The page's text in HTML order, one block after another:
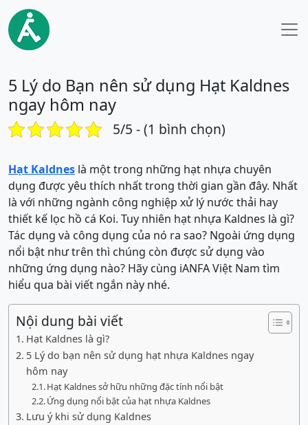
5 Lý do Bạn nên sử dụng Hạt Kaldnes
ngay hôm nay
5/5 - (1 bình chọn)
Hạt Kaldnes là một trong những hạt nhựa chuyên
dụng được yêu thích nhất trong thời gian gần đây. Nhất
là với những ngành công nghiệp xử lý nước thải hay
thiết kế lọc hồ cá Koi. Tuy nhiên hạt nhựa Kaldnes là gì?
Tác dụng và công dụng của nó ra sao? Ngoài ứng dụng
nổi bật như trên thì chúng còn được sử dụng vào
những ứng dụng nào? Hãy cùng iANFA Việt Nam tìm
hiểu qua bài viết ngắn này nhé.
Nội dung bài viết
Hạt Kaldnes là gì?
5 Lý do bạn nên sử dụng hạt nhựa Kaldnes ngay
hôm nay
Hạt Kaldnes sở hữu những đặc tính nổi bật
Ứng dụng nổi bật của hạt nhựa Kaldnes
Lưu ý khi sử dụng Kaldnes